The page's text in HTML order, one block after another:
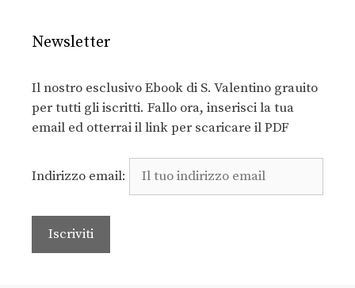
Newsletter
Il nostro esclusivo Ebook di S. Valentino grauito
per tutti gli iscritti. Fallo ora, inserisci la tua
email ed otterrai il link per scaricare il PDF
Indirizzo email: